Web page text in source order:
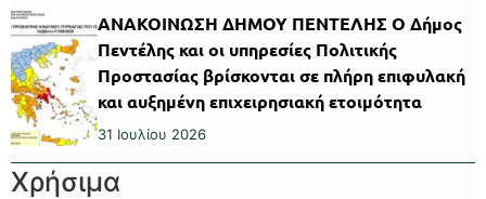
ΑΝΑΚΟΙΝΩΣΗ ΔΗΜΟΥ ΠΕΝΤΕΛΗΣ Ο Δήμος
Πεντέλης και οι υπηρεσίες Πολιτικής
Προστασίας βρίσκονται σε πλήρη επιφυλακή
και αυξημένη επιχειρησιακή ετοιμότητα
31 Ιουλίου 2026
Χρήσιμα